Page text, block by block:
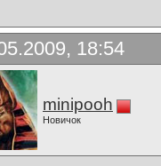
18:54
minipooh
Новичок